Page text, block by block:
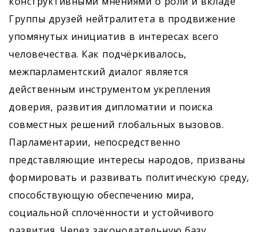
Группы друзей нейтралитета в продвижение
упомянутых инициатив в интересах всего
человечества. Как подчёркивалось,
межпарламентский диалог является
действенным инструментом укрепления
доверия, развития дипломатии и поиска
совместных решений глобальных вызовов.
Парламентарии, непосредственно
представляющие интересы народов, призваны
формировать и развивать политическую среду,
способствующую обеспечению мира,
социальной сплочённос­ти и устойчивого